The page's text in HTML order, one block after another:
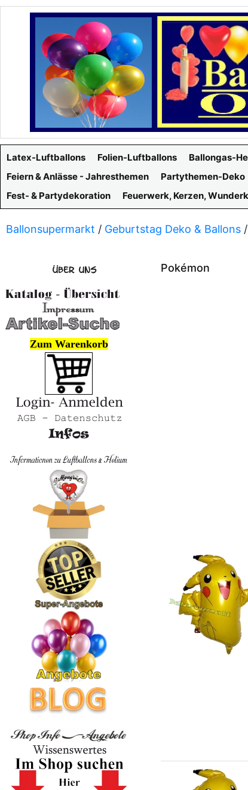
Latex-Luftballons Folien-Luftballons Ballongas-
Feiern & Anlässe - Jahresthemen
Partythemen-Deko
Fest- & Partydekoration
Feuerwerk, Kerzen,
Ballonsupermarkt / Geburtstag Deko & Ballons /
Pokémon
Zum Warenkorb